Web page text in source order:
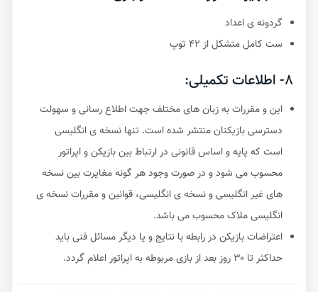
گردونه ی اعداد
ست کامل متشکل از ۴۲ توپ
۸- اطلاعات تکمیلی:
این و مقررات به زبان های مختلف جهت اطلاع رسانی و سهولت
دسترسی بازیکنان منتشر شده است. تنها نسخه ی انگلیسی
است که پایه و اساس قانونی در ارتباط بین بازیکن و اپراتور
محسوب می شود و در صورت وجود هر گونه مغایرت بین نسخه
های غیر انگلیسی و نسخه ی انگلیسی، قوانین و مقررات نسخه ی
انگلیسی ملاک محسوب می باشد.
اعتراضات بازیکن در رابطه با نتایج و یا دیگر مسائل فنی باید
حداکثر تا ۳۰ روز بعد از بازی مربوطه به اپراتور اعلام گردد.